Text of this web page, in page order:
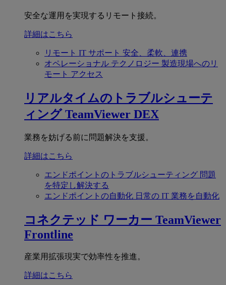
安全な運用を実現するリモート接続。
詳細はこちら
リモート IT サポート 安全、柔軟、連携
オペレーショナル テクノロジー 製造現場へのリ
モート アクセス
リアルタイムのトラブルシューテ
ィング TeamViewer DEX
業務を妨げる前に問題解決を支援。
詳細はこちら
エンドポイントのトラブルシューティング 問題
を特定し解決する
エンドポイントの自動化 日常の IT 業務を自動化
コネクテッド ワーカー TeamViewer
Frontline
産業用拡張現実で効率性を推進。
詳細はこちら